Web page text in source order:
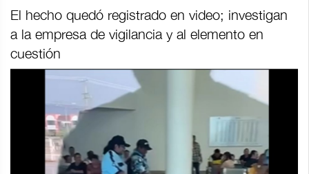
El hecho quedó registrado en video; investigan
a la empresa de vigilancia y al elemento en
cuestión